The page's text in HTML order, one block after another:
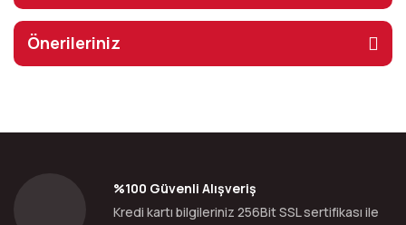
Önerileriniz
%100 Güvenli Alışveriş
Kredi kartı bilgileriniz 256Bit SSL sertifikası ile